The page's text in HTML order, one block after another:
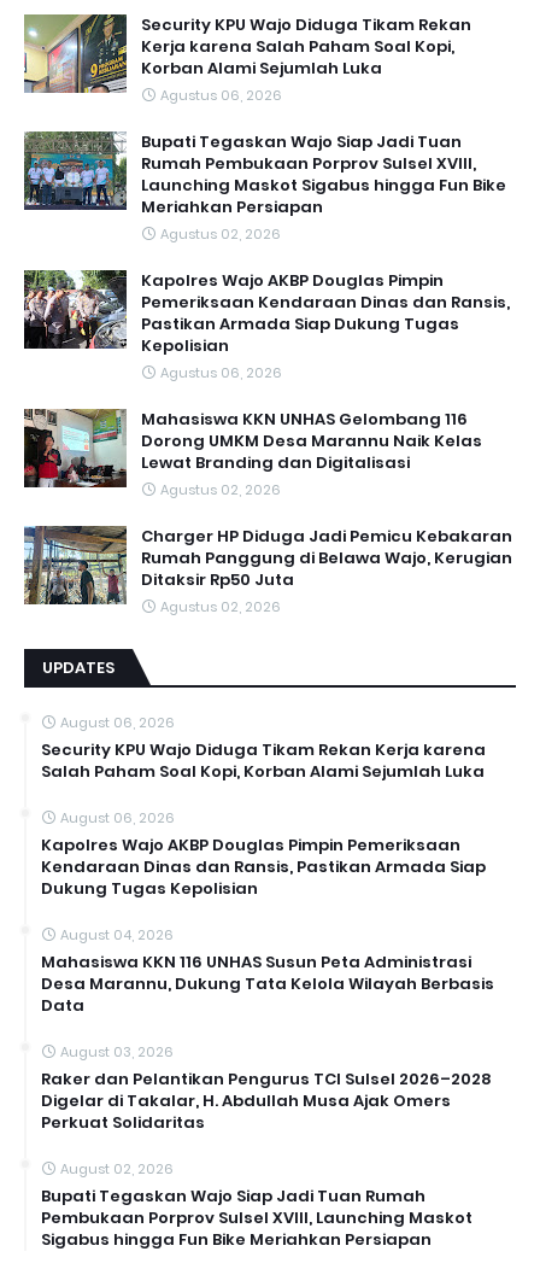
Security KPU Wajo Diduga Tikam Rekan
Kerja karena Salah Paham Soal Kopi,
Korban Alami Sejumlah Luka
Agustus 06, 2026
Bupati Tegaskan Wajo Siap Jadi Tuan
Rumah Pembukaan Porprov Sulsel XVIII,
Launching Maskot Sigabus hingga Fun Bike
Meriahkan Persiapan
Agustus 02, 2026
Kapolres Wajo AKBP Douglas Pimpin
Pemeriksaan Kendaraan Dinas dan Ransis,
Pastikan Armada Siap Dukung Tugas
Kepolisian
Agustus 06, 2026
Mahasiswa KKN UNHAS Gelombang 116
Dorong UMKM Desa Marannu Naik Kelas
Lewat Branding dan Digitalisasi
Agustus 02, 2026
Charger HP Diduga Jadi Pemicu Kebakaran
Rumah Panggung di Belawa Wajo, Kerugian
Ditaksir Rp50 Juta
Agustus 02, 2026
UPDATES
August 06, 2026
Security KPU Wajo Diduga Tikam Rekan Kerja karena
Salah Paham Soal Kopi, Korban Alami Sejumlah Luka
August 06, 2026
Kapolres Wajo AKBP Douglas Pimpin Pemeriksaan
Kendaraan Dinas dan Ransis, Pastikan Armada Siap
Dukung Tugas Kepolisian
August 04, 2026
Mahasiswa KKN 116 UNHAS Susun Peta Administrasi
Desa Marannu, Dukung Tata Kelola Wilayah Berbasis
Data
August 03, 2026
Raker dan Pelantikan Pengurus TCI Sulsel 2026–2028
Digelar di Takalar, H. Abdullah Musa Ajak Omers
Perkuat Solidaritas
August 02, 2026
Bupati Tegaskan Wajo Siap Jadi Tuan Rumah
Pembukaan Porprov Sulsel XVIII, Launching Maskot
Sigabus hingga Fun Bike Meriahkan Persiapan